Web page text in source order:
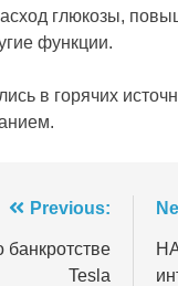
глюкозы,
функции.
в горячих
Previous:
Tesla